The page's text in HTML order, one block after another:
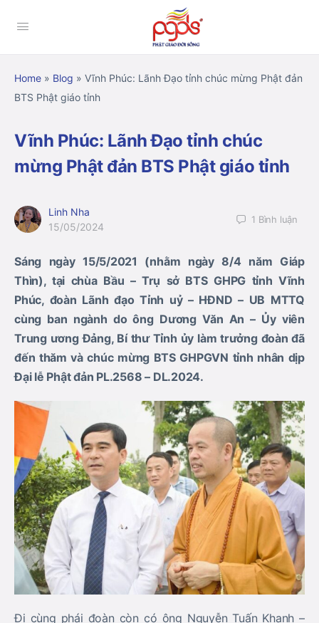
Home » Blog » Vĩnh Phúc: Lãnh Đạo tỉnh chúc mừng Phật đản
BTS Phật giáo tỉnh
Vĩnh Phúc: Lãnh Đạo tỉnh chúc
mừng Phật đản BTS Phật giáo tỉnh
Linh Nha
15/05/2024
1 Bình luận
Sáng ngày 15/5/2021 (nhằm ngày 8/4 năm Giáp
Thìn), tại chùa Bầu – Trụ sở BTS GHPG tỉnh Vĩnh
Phúc, đoàn Lãnh đạo Tỉnh uỷ – HĐND – UB MTTQ
cùng ban ngành do ông Dương Văn An – Ủy viên
Trung ương Đảng, Bí thư Tỉnh ủy làm trưởng đoàn đã
đến thăm và chúc mừng BTS GHPGVN tỉnh nhân dịp
Đại lễ Phật đản PL.2568 – DL.2024.
Đi cùng phái đoàn còn có ông Nguyễn Tuấn Khanh –